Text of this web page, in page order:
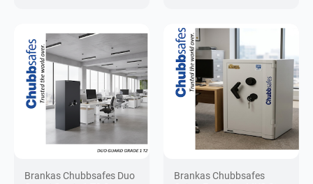
Brankas Chubbsafes Duo
Brankas Chubbsafes